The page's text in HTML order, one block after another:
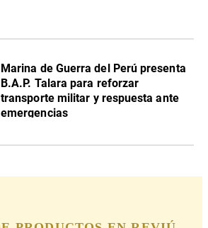
Marina de Guerra del Perú presenta
B.A.P. Talara para reforzar
transporte militar y respuesta ante
emergencias